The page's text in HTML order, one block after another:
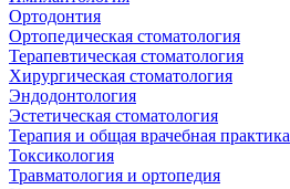
Ортодонтия
Ортопедическая стоматология
Терапевтическая стоматология
Хирургическая стоматология
Эндодонтология
Эстетическая стоматология
Терапия и общая врачебная практика
Токсикология
Травматология и ортопедия